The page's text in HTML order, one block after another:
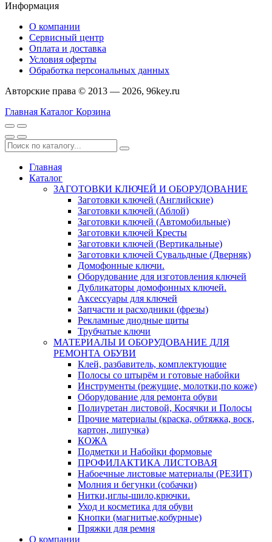
Информация
О компании
Сервисный центр
Оплата и доставка
Условия оферты
Обработка персональных данных
Авторские права © 2013 — 2026, 96key.ru
Главная Каталог Корзина
Главная
Каталог
ЗАГОТОВКИ КЛЮЧЕЙ И ОБОРУДОВАНИЕ
Заготовки ключей (Английские)
Заготовки ключей (Аблой)
Заготовки ключей (Автомобильные)
Заготовки ключей Кресты
Заготовки ключей (Вертикальные)
Заготовки ключей Сувальдные (Дверняк)
Домофонные ключи.
Оборудование для изготовления ключей
Дубликаторы домофонных ключей.
Аксессуары для ключей
Запчасти и расходники (фрезы)
Рекламные диодные щиты
Трубчатые ключи
МАТЕРИАЛЫ И ОБОРУДОВАНИЕ ДЛЯ
РЕМОНТА ОБУВИ
Клей, разбавитель, комплектующие
Полосы со штырём и готовые набойки
Инструменты (режущие, молотки,по коже)
Оборудование для ремонта обуви
Полиуретан листовой, Косячки и Полосы
Прочие материалы (краска, обтяжка, воск,
картон, липучка)
КОЖА
Подметки и Набойки формовые
ПРОФИЛАКТИКА ЛИСТОВАЯ
Набоечные листовые материалы (РЕЗИТ)
Молния и бегунки (собачки)
Нитки,иглы-шило,крючки.
Уход и косметика для обуви
Кнопки (магнитые,кобурные)
Пряжки для ремня
О компании